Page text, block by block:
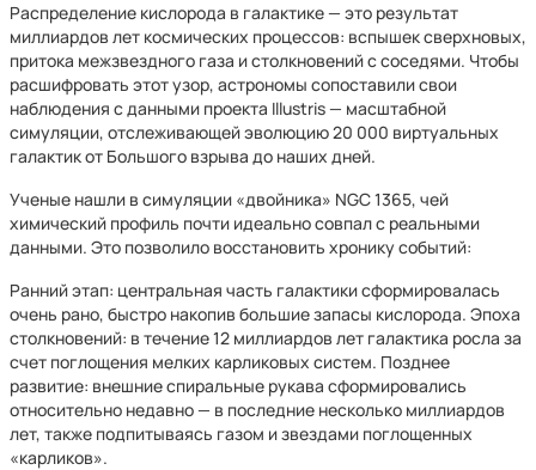
Распределение кислорода в галактике — это результат
миллиардов лет космических процессов: вспышек сверхновых,
притока межзвездного газа и столкновений с соседями. Чтобы
расшифровать этот узор, астрономы сопоставили свои
наблюдения с данными проекта Illustris — масштабной
симуляции, отслеживающей эволюцию 20 000 виртуальных
галактик от Большого взрыва до наших дней.
Ученые нашли в симуляции «двойника» NGC 1365, чей
химический профиль почти идеально совпал с реальными
данными. Это позволило восстановить хронику событий:
Ранний этап: центральная часть галактики сформировалась
очень рано, быстро накопив большие запасы кислорода. Эпоха
столкновений: в течение 12 миллиардов лет галактика росла за
счет поглощения мелких карликовых систем. Позднее
развитие: внешние спиральные рукава сформировались
относительно недавно — в последние несколько миллиардов
лет, также подпитываясь газом и звездами поглощенных
«карликов».